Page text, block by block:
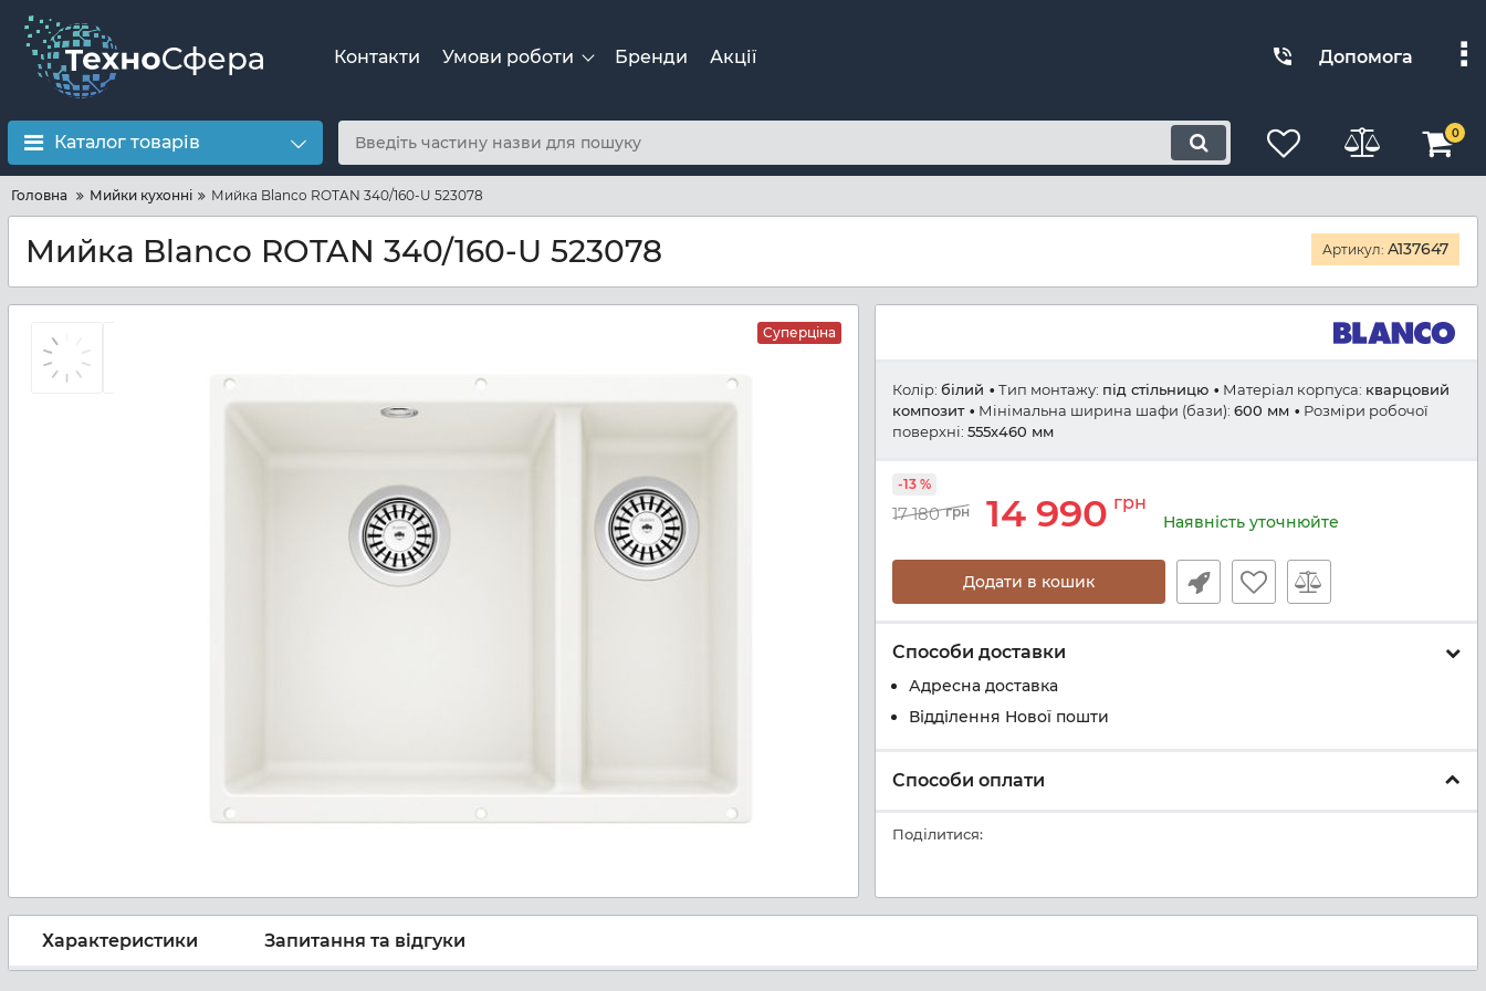
Контакти Умови роботи Бренди Акції Допомога
Каталог товарів 0
Головна Мийки кухонні Мийка Blanco ROTAN 340/160-U 523078
Мийка Blanco ROTAN 340/160-U 523078 Артикул: A137647
Суперціна
Колір: білий Тип монтажу: під стільницю Матеріал корпуса: кварцовий
композит
Мінімальна ширина шафи (бази): 600 мм
Розміри робочої
поверхні: 555х460 мм
17 180 грн 14 990 грн
-13 %
Наявність уточнюйте
Додати в кошик
Способи доставки
Адресна доставка
Відділення Нової пошти
Способи оплати
Поділитися:
Характеристики Запитання та відгуки